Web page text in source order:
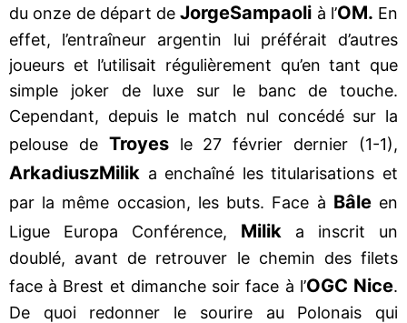
du onze de départ deJorgeSampaoli à l’OM. En
effet, l’entraîneur argentin lui préférait d’autres
joueurs et l’utilisait régulièrement qu’en tant que
simple joker de luxe sur le banc de touche.
Cependant, depuis le match nul concédé sur la
pelouse de Troyesle 27 février dernier (1-1),
ArkadiuszMilik a enchaîné les titularisations et
par la même occasion, les buts. Face à Bâleen
Ligue Europa Conférence, Milik a inscrit un
doublé, avant de retrouver le chemin des filets
face à Brest et dimanche soir face à l’OGC Nice.
De quoi redonner le sourire au Polonais qui